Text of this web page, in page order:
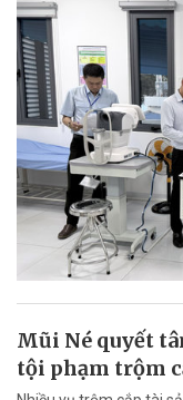
Mũi Né quyết
tội phạm trộm